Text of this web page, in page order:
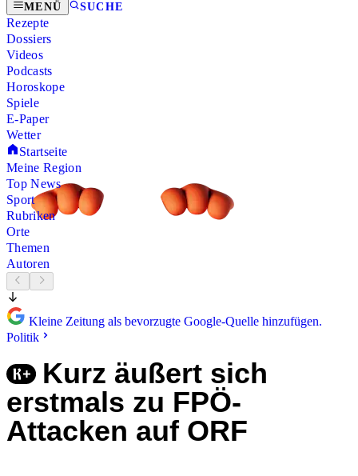
MENÜ SUCHE
Rezepte
Dossiers
Videos
Podcasts
Horoskope
Spiele
E-Paper
Wetter
Startseite
Meine Region
Top News
Sport
Rubriken
Orte
Themen
Autoren
Kleine Zeitung als bevorzugte Google-Quelle hinzufügen.
Politik
Kurz äußert sich
erstmals zu FPÖ-
Attacken auf ORF